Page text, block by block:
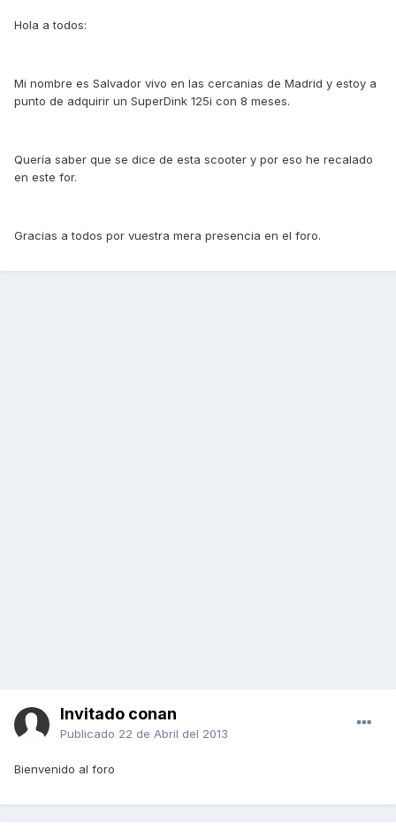
Hola a todos:
Mi nombre es Salvador vivo en las cercanias de Madrid y estoy a
punto de adquirir un SuperDink 125i con 8 meses.
Quería saber que se dice de esta scooter y por eso he recalado
en este for.
Gracias a todos por vuestra mera presencia en el foro.
Invitado conan
Publicado 22 de Abril del 2013
Bienvenido al foro